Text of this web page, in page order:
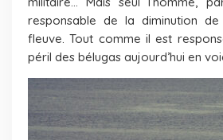
responsable de la diminution
fleuve. Tout comme il est
péril des bélugas aujourd’hui en